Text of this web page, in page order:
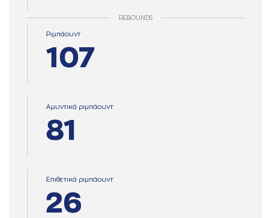
REBOUNDS
Ριμπάουντ
107
Αμυντικά ριμπάουντ
81
Επιθετικά ριμπάουντ
26